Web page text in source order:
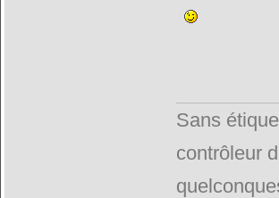
Sans
contrôleur